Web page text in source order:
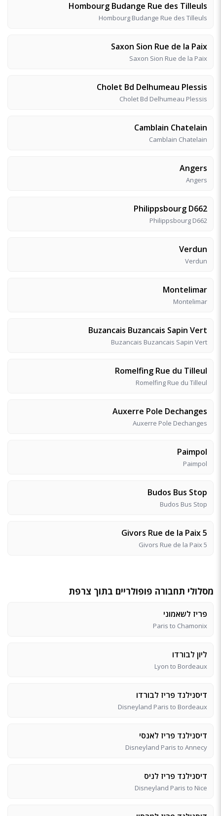
Hombourg Budange Rue des Tilleuls
Hombourg Budange Rue des Tilleuls
Saxon Sion Rue de la Paix
Saxon Sion Rue de la Paix
Cholet Bd Delhumeau Plessis
Cholet Bd Delhumeau Plessis
Camblain Chatelain
Camblain Chatelain
Angers
Angers
Philippsbourg D662
Philippsbourg D662
Verdun
Verdun
Montelimar
Montelimar
Buzancais Buzancais Sapin Vert
Buzancais Buzancais Sapin Vert
Romelfing Rue du Tilleul
Romelfing Rue du Tilleul
Auxerre Pole Dechanges
Auxerre Pole Dechanges
Paimpol
Paimpol
Budos Bus Stop
Budos Bus Stop
Givors Rue de la Paix 5
Givors Rue de la Paix 5
מסלולי תחבורה פופולריים בתוך צרפת
פריז לשאמוני
Paris to Chamonix
ליון לבורדו
Lyon to Bordeaux
דיסנילנד פריז לבורדו
Disneyland Paris to Bordeaux
דיסנילנד פריז לאנסי
Disneyland Paris to Annecy
דיסנילנד פריז לניס
Disneyland Paris to Nice